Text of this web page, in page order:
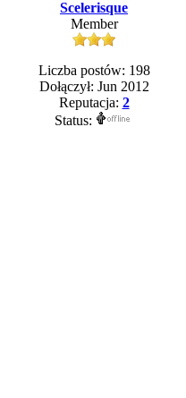
Scelerisque
Member
Liczba postów: 198
Dołączył: Jun 2012
Reputacja: 2
Status: